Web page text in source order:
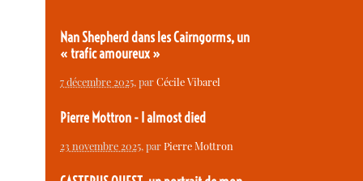
Nan Shepherd dans les Cairngorms, un
« trafic amoureux »
7 décembre 2025, parCécile Vibarel
Pierre Mottron - I almost died
23 novembre 2025, parPierre Mottron